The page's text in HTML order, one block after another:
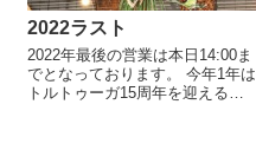
2022ラスト
2022年最後の営業は本日14:00ま
でとなっております。 今年1年は
トルトゥーガ15周年を迎えるこ